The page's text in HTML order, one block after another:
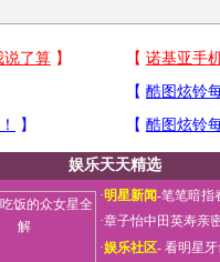
娱乐天天精选
·明星新闻-笔笔暗指
·章子怡中田英寿亲
·娱乐社区- 看明星